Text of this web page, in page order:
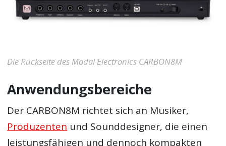
Die Rückseite des Modal Electronics CARBON8M
Anwendungsbereiche
Der CARBON8M richtet sich an Musiker,
Produzenten und Sounddesigner, die einen
leistungsfähigen und dennoch kompakten